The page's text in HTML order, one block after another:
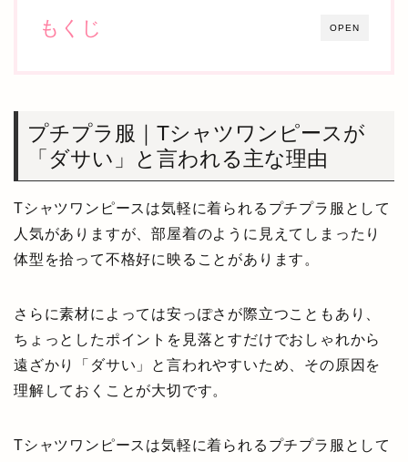
OPEN
もくじ
プチプラ服｜Tシャツワンピースが
「ダサい」と言われる主な理由
Tシャツワンピースは気軽に着られるプチプラ服として
人気がありますが、部屋着のように見えてしまったり
体型を拾って不格好に映ることがあります。
さらに素材によっては安っぽさが際立つこともあり、
ちょっとしたポイントを見落とすだけでおしゃれから
遠ざかり「ダサい」と言われやすいため、その原因を
理解しておくことが大切です。
Tシャツワンピースは気軽に着られるプチプラ服として